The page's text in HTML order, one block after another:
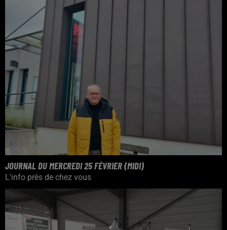
JOURNAL DU MERCREDI 25 FÉVRIER (MIDI)
L'info près de chez vous